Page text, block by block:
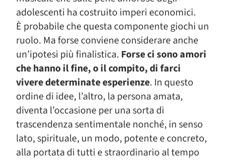
adolescenti ha costruito imperi economici.
È probabile che questa componente giochi un
ruolo. Ma forse conviene considerare anche
un’ipotesi più finalistica. Forse ci sono amori
che hanno il fine, o il compito, di farci
vivere determinate esperienze. In questo
ordine di idee, l’altro, la persona amata,
diventa l’occasione per una sorta di
trascendenza sentimentale nonché, in senso
lato, spirituale, un modo, potente e concreto,
alla portata di tutti e straordinario al tempo